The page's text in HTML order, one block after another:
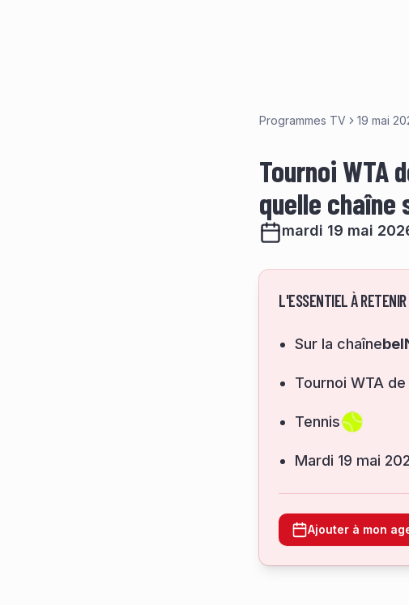
Programmes TV 19 mai
Tournoi WTA
quelle chaîne
mardi 19 mai
L'ESSENTIEL À
Sur la chaîne
Tournoi WTA
Tennis
mardi 19 mai
Ajouter à mon